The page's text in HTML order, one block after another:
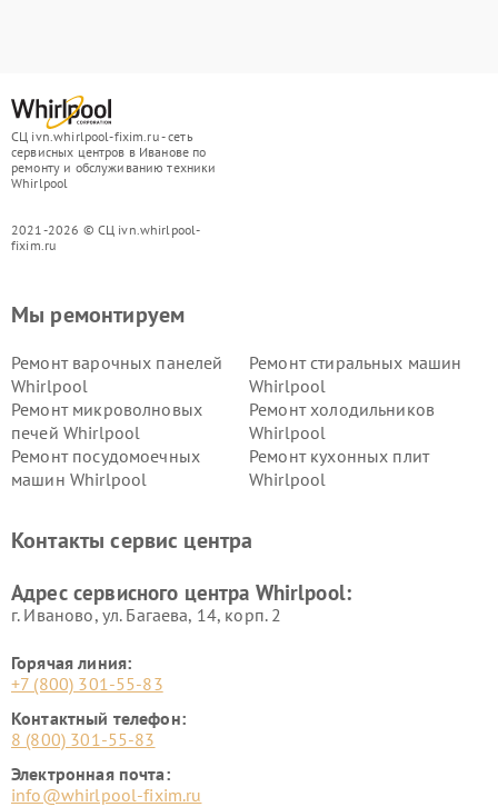
СЦ ivn.whirlpool-fixim.ru - сеть
сервисных центров в Иванове по
ремонту и обслуживанию техники
Whirlpool
2021-2026 © СЦ ivn.whirlpool-
fixim.ru
Мы ремонтируем
Ремонт варочных панелей
Whirlpool
Ремонт стиральных машин
Whirlpool
Ремонт микроволновых
печей Whirlpool
Ремонт холодильников
Whirlpool
Ремонт посудомоечных
машин Whirlpool
Ремонт кухонных плит
Whirlpool
Контакты сервис центра
Адрес сервисного центра Whirlpool:
г. Иваново, ул. Багаева, 14, корп. 2
Горячая линия:
+7 (800) 301-55-83
Контактный телефон:
8 (800) 301-55-83
Электронная почта:
info@whirlpool-fixim.ru